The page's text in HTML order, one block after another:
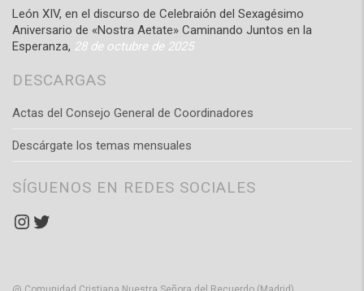
León XIV, en el discurso de Celebraión del Sexagésimo
Aniversario de «Nostra Aetate» Caminando Juntos en la
Esperanza, 28 de octubre de 2025
DESCARGAS
Actas del Consejo General de Coordinadores
Descárgate los temas mensuales
SÍGUENOS EN REDES SOCIALES
Instagram
Twitter